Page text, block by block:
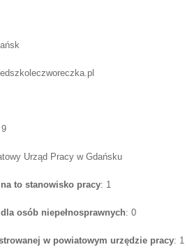
Urząd Pracy w Gdańsku
to stanowisko pracy: 1
osób niepełnosprawnych: 0
w powiatowym urzędzie pracy: 1